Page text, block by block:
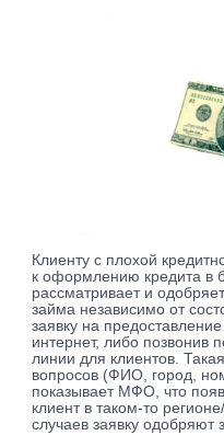
Клиенту с плохой
к оформлению кредита в
рассматривает и
займа независимо от
заявку на
интернет, либо позвонив
линии для клиентов.
вопросов (ФИО, город,
показывает МФО, что
клиент в таком-то
случаев заявку одобряют